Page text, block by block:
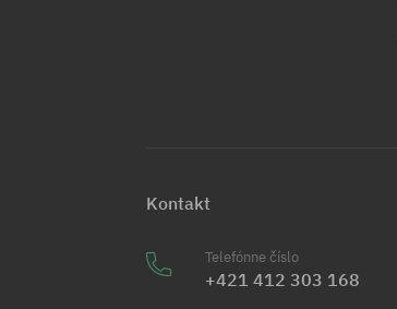
Kontakt
Telefónne číslo
+421 412 303 168